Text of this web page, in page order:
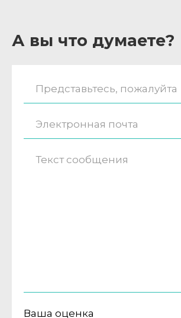
А вы что думаете?
Ваша оценка